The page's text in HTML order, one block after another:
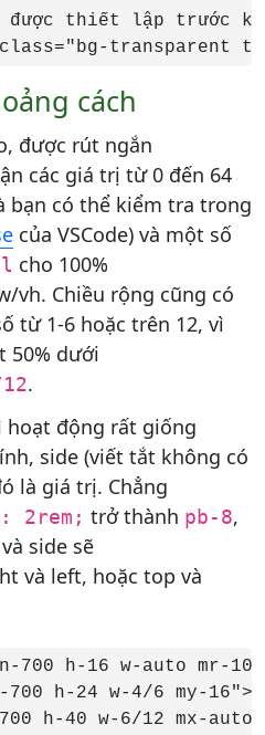
được thiết lập trước
transparent
cách
được rút ngắn
các giá trị từ 0 đến 64
bạn có thể kiểm tra trong
của VSCode) và một số
cho 100%
vh. Chiều rộng cũng có
từ 1-6 hoặc trên 12, vì
50% dưới
.
hoạt động rất giống
side (viết tắt không có
là giá trị. Chẳng
2rem; trở thành pb-8,
side sẽ
và left, hoặc top và
700 h-16 w-auto mr-
h-24 w-4/6 my-
h-40 w-6/12 mx-